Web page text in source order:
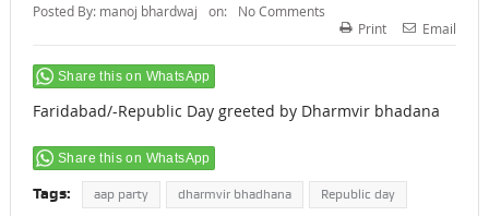
Posted By: manoj bhardwaj on:
No Comments
Print
Email
Share this on WhatsApp
Faridabad/-Republic Day greeted by Dharmvir bhadana
Share this on WhatsApp
Tags: aap party dharmvir bhadhana Republic day